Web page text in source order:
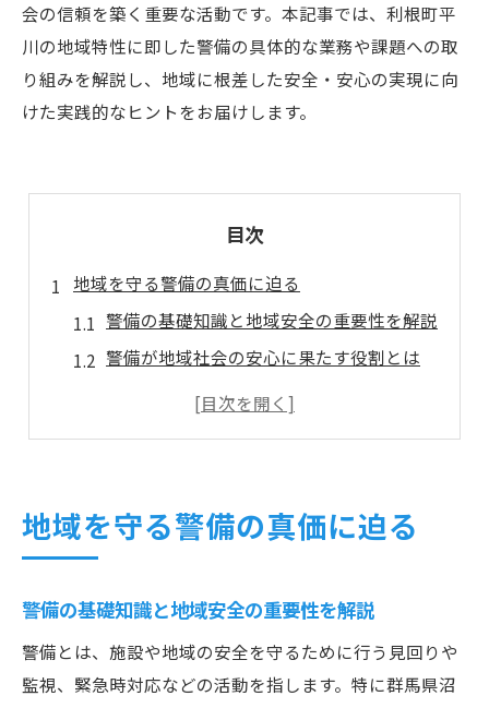
会の信頼を築く重要な活動です。本記事では、利根町平
川の地域特性に即した警備の具体的な業務や課題への取
り組みを解説し、地域に根差した安全・安心の実現に向
けた実践的なヒントをお届けします。
目次
地域を守る警備の真価に迫る
警備の基礎知識と地域安全の重要性を解説
警備が地域社会の安心に果たす役割とは
警備活動が住民の信頼を築くポイント
警備体制強化で実現する安心な住環境
警備員の配置と巡回がもたらす効果
警備技術の進化と安全確保の新手法
警備現場から見た課題と対応策
地域を守る警備の真価に迫る
警備の基礎知識と地域安全の重要性を解説
警備とは、施設や地域の安全を守るために行う見回りや
監視、緊急時対応などの活動を指します。特に群馬県沼